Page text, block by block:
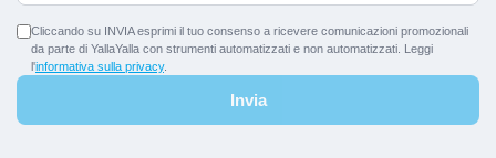
Cliccando su INVIA esprimi il tuo consenso a ricevere comunicazioni promozionali
da parte di YallaYalla con strumenti automatizzati e non automatizzati. Leggi
l'informativa sulla privacy.
Invia